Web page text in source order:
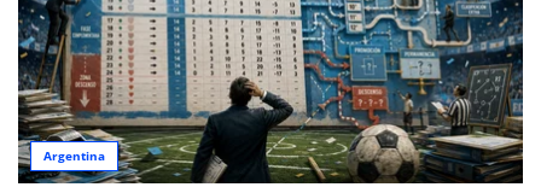
Argentina